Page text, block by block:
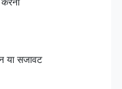
या सजावट